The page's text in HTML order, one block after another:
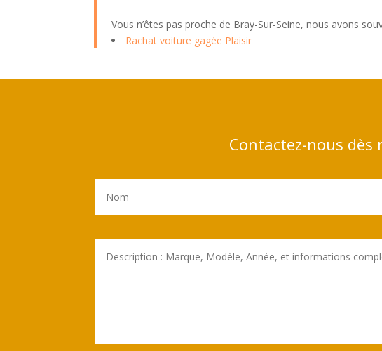
Vous n’êtes pas proche de Bray-Sur-Seine, nous avons
Rachat voiture gagée Plaisir
Contactez-nous